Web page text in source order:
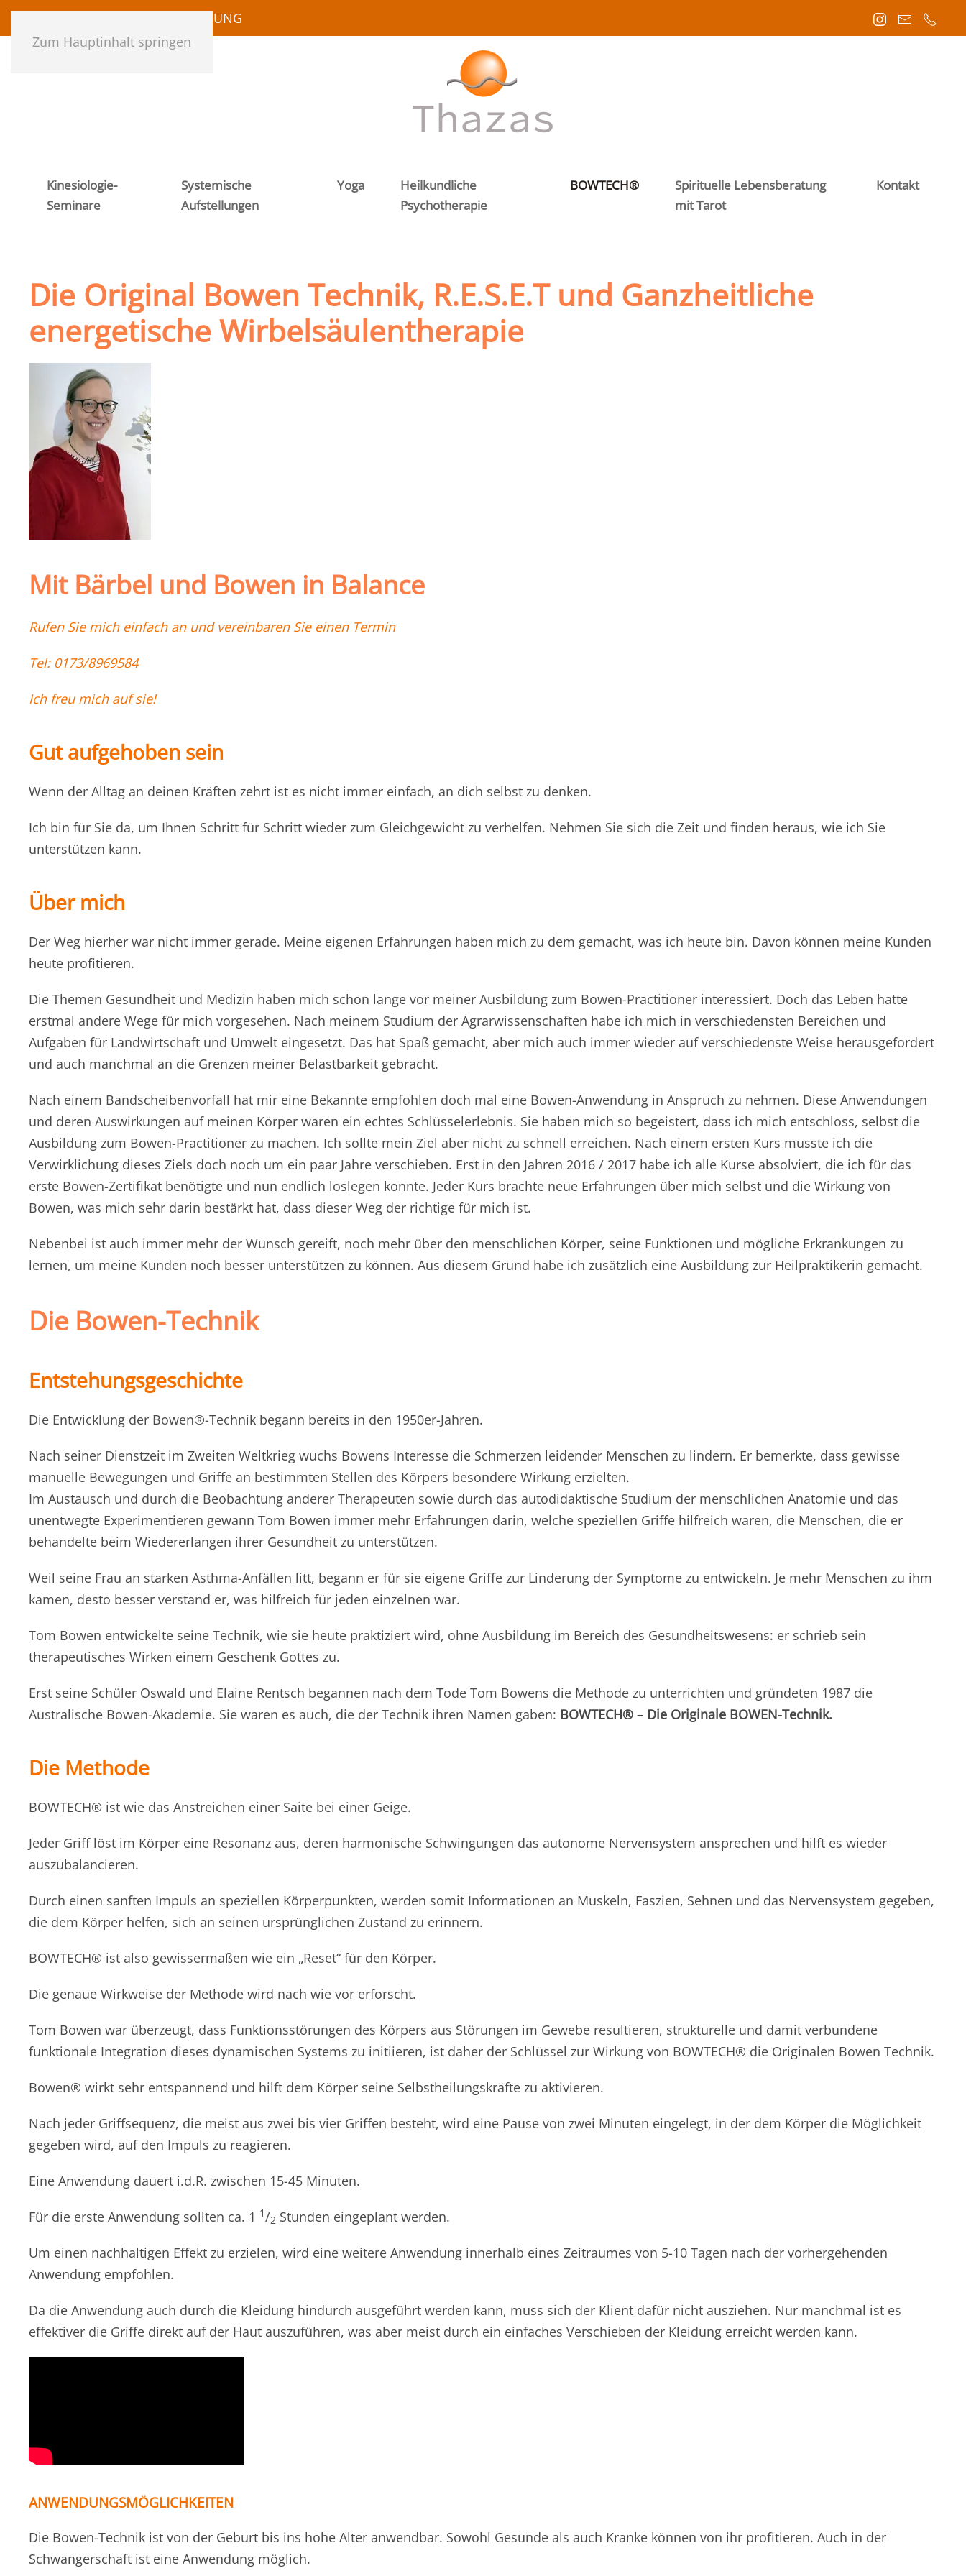
Zum Hauptinhalt springen
NEWSLETTERANMELDUNG
Kinesiologie-
Seminare
Systemische
Aufstellungen
Yoga
Heilkundliche
Psychotherapie
BOWTECH®
Spirituelle Lebensberatung
mit Tarot
Kontakt
Die Original Bowen Technik, R.E.S.E.T und Ganzheitliche
energetische Wirbelsäulentherapie
Mit Bärbel und Bowen in Balance
Rufen Sie mich einfach an und vereinbaren Sie einen Termin
Tel: 0173/8969584
Ich freu mich auf sie!
Gut aufgehoben sein
Wenn der Alltag an deinen Kräften zehrt ist es nicht immer einfach, an dich selbst zu denken.
Ich bin für Sie da, um Ihnen Schritt für Schritt wieder zum Gleichgewicht zu verhelfen. Nehmen Sie sich die Zeit und finden heraus, wie ich Sie
unterstützen kann.
Über mich
Der Weg hierher war nicht immer gerade. Meine eigenen Erfahrungen haben mich zu dem gemacht, was ich heute bin. Davon können meine Kunden
heute profitieren.
Die Themen Gesundheit und Medizin haben mich schon lange vor meiner Ausbildung zum Bowen-Practitioner interessiert. Doch das Leben hatte
erstmal andere Wege für mich vorgesehen. Nach meinem Studium der Agrarwissenschaften habe ich mich in verschiedensten Bereichen und
Aufgaben für Landwirtschaft und Umwelt eingesetzt. Das hat Spaß gemacht, aber mich auch immer wieder auf verschiedenste Weise herausgefordert
und auch manchmal an die Grenzen meiner Belastbarkeit gebracht.
Nach einem Bandscheibenvorfall hat mir eine Bekannte empfohlen doch mal eine Bowen-Anwendung in Anspruch zu nehmen. Diese Anwendungen
und deren Auswirkungen auf meinen Körper waren ein echtes Schlüsselerlebnis. Sie haben mich so begeistert, dass ich mich entschloss, selbst die
Ausbildung zum Bowen-Practitioner zu machen. Ich sollte mein Ziel aber nicht zu schnell erreichen. Nach einem ersten Kurs musste ich die
Verwirklichung dieses Ziels doch noch um ein paar Jahre verschieben. Erst in den Jahren 2016 / 2017 habe ich alle Kurse absolviert, die ich für das
erste Bowen-Zertifikat benötigte und nun endlich loslegen konnte. Jeder Kurs brachte neue Erfahrungen über mich selbst und die Wirkung von
Bowen, was mich sehr darin bestärkt hat, dass dieser Weg der richtige für mich ist.
Nebenbei ist auch immer mehr der Wunsch gereift, noch mehr über den menschlichen Körper, seine Funktionen und mögliche Erkrankungen zu
lernen, um meine Kunden noch besser unterstützen zu können. Aus diesem Grund habe ich zusätzlich eine Ausbildung zur Heilpraktikerin gemacht.
Die Bowen-Technik
Entstehungsgeschichte
Die Entwicklung der Bowen®-Technik begann bereits in den 1950er-Jahren.
Nach seiner Dienstzeit im Zweiten Weltkrieg wuchs Bowens Interesse die Schmerzen leidender Menschen zu lindern. Er bemerkte, dass gewisse
manuelle Bewegungen und Griffe an bestimmten Stellen des Körpers besondere Wirkung erzielten.
Im Austausch und durch die Beobachtung anderer Therapeuten sowie durch das autodidaktische Studium der menschlichen Anatomie und das
unentwegte Experimentieren gewann Tom Bowen immer mehr Erfahrungen darin, welche speziellen Griffe hilfreich waren, die Menschen, die er
behandelte beim Wiedererlangen ihrer Gesundheit zu unterstützen.
Weil seine Frau an starken Asthma-Anfällen litt, begann er für sie eigene Griffe zur Linderung der Symptome zu entwickeln. Je mehr Menschen zu ihm
kamen, desto besser verstand er, was hilfreich für jeden einzelnen war.
Tom Bowen entwickelte seine Technik, wie sie heute praktiziert wird, ohne Ausbildung im Bereich des Gesundheitswesens: er schrieb sein
therapeutisches Wirken einem Geschenk Gottes zu.
Erst seine Schüler Oswald und Elaine Rentsch begannen nach dem Tode Tom Bowens die Methode zu unterrichten und gründeten 1987 die
Australische Bowen-Akademie. Sie waren es auch, die der Technik ihren Namen gaben: BOWTECH® – Die Originale BOWEN-Technik.
Die Methode
BOWTECH® ist wie das Anstreichen einer Saite bei einer Geige.
Jeder Griff löst im Körper eine Resonanz aus, deren harmonische Schwingungen das autonome Nervensystem ansprechen und hilft es wieder
auszubalancieren.
Durch einen sanften Impuls an speziellen Körperpunkten, werden somit Informationen an Muskeln, Faszien, Sehnen und das Nervensystem gegeben,
die dem Körper helfen, sich an seinen ursprünglichen Zustand zu erinnern.
BOWTECH® ist also gewissermaßen wie ein „Reset“ für den Körper.
Die genaue Wirkweise der Methode wird nach wie vor erforscht.
Tom Bowen war überzeugt, dass Funktionsstörungen des Körpers aus Störungen im Gewebe resultieren, strukturelle und damit verbundene
funktionale Integration dieses dynamischen Systems zu initiieren, ist daher der Schlüssel zur Wirkung von BOWTECH® die Originalen Bowen Technik.
Bowen® wirkt sehr entspannend und hilft dem Körper seine Selbstheilungskräfte zu aktivieren.
Nach jeder Griffsequenz, die meist aus zwei bis vier Griffen besteht, wird eine Pause von zwei Minuten eingelegt, in der dem Körper die Möglichkeit
gegeben wird, auf den Impuls zu reagieren.
Eine Anwendung dauert i.d.R. zwischen 15-45 Minuten.
Für die erste Anwendung sollten ca. 1 1/2 Stunden eingeplant werden.
Um einen nachhaltigen Effekt zu erzielen, wird eine weitere Anwendung innerhalb eines Zeitraumes von 5-10 Tagen nach der vorhergehenden
Anwendung empfohlen.
Da die Anwendung auch durch die Kleidung hindurch ausgeführt werden kann, muss sich der Klient dafür nicht ausziehen. Nur manchmal ist es
effektiver die Griffe direkt auf der Haut auszuführen, was aber meist durch ein einfaches Verschieben der Kleidung erreicht werden kann.
ANWENDUNGSMÖGLICHKEITEN
Die Bowen-Technik ist von der Geburt bis ins hohe Alter anwendbar. Sowohl Gesunde als auch Kranke können von ihr profitieren. Auch in der
Schwangerschaft ist eine Anwendung möglich.